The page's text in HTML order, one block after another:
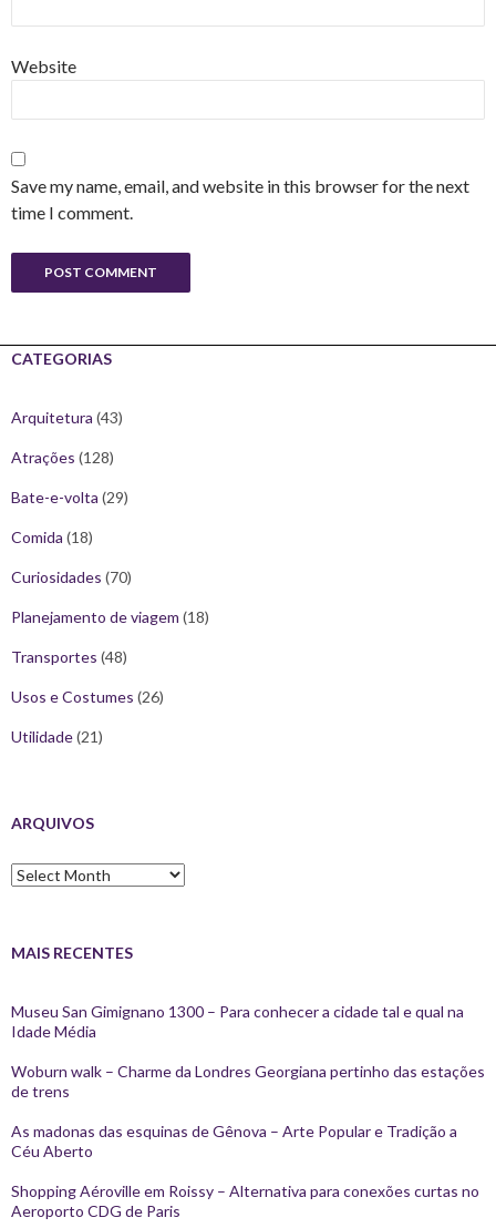
Website
Save my name, email, and website in this browser for the next
time I comment.
CATEGORIAS
Arquitetura (43)
Atrações (128)
Bate-e-volta (29)
Comida (18)
Curiosidades (70)
Planejamento de viagem (18)
Transportes (48)
Usos e Costumes (26)
Utilidade(21)
ARQUIVOS
Arquivos
MAIS RECENTES
Museu San Gimignano 1300 – Para conhecer a cidade tal e qual na
Idade Média
Woburn walk – Charme da Londres Georgiana pertinho das estações
de trens
As madonas das esquinas de Gênova – Arte Popular e Tradição a
Céu Aberto
Shopping Aéroville em Roissy – Alternativa para conexões curtas no
Aeroporto CDG de Paris